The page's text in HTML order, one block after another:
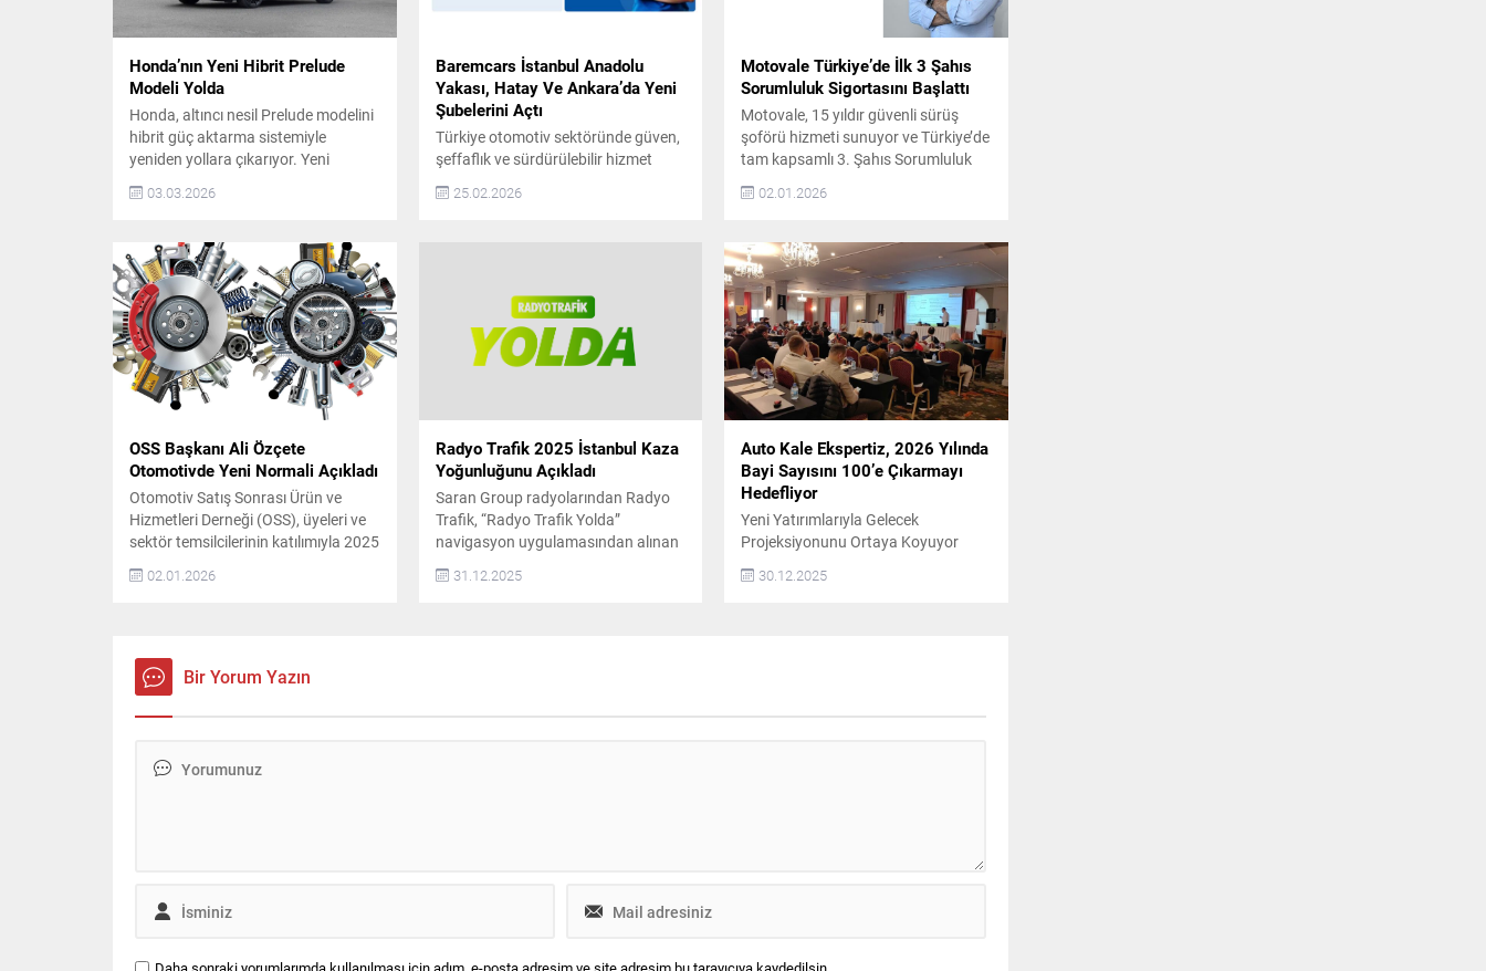
Honda’nın Yeni Hibrit Prelude
Modeli Yolda
Honda, altıncı nesil Prelude modelini
hibrit güç aktarma sistemiyle
yeniden yollara çıkarıyor. Yeni
teknolojisini bir araya getirerek
taşıyor. Prelude’nin Hibrit Teknolojisi
ve Performansı Prelude, S+ Shift
sistemiyle vites geçişlerinde daha
fazla sürücü etkileşimi sunuyor. Civic
Type R’dan aktarılan gelişmiş şasi...
03.03.2026
Baremcars İstanbul Anadolu
Yakası, Hatay Ve Ankara’da Yeni
Şubelerini Açtı
Türkiye otomotiv sektöründe güven,
şeffaflık ve sürdürülebilir hizmet
büyüme yolculuğunda önemli bir
Yakası, Hatay ve Ankara’da yeni
şubelerini hizmete açtığını duyurdu.
Son yıllarda otomotiv sektöründe
tüketicilerin en çok önem verdiği
25.02.2026
Motovale Türkiye’de İlk 3 Şahıs
Sorumluluk Sigortasını Başlattı
Motovale, 15 yıldır güvenli sürüş
şoförü hizmeti sunuyor ve Türkiye’de
tam kapsamlı 3. Şahıs Sorumluluk
şirket olarak sektöre öncülük ediyor.
ve konforlu ulaşım alternatifi
sunmak amacıyla kurulan Motovale,
farklı sebeplerle araç kullanamayan
kişilere deneyimli şoförler eşliğinde
özel sürüş hizmeti...
02.01.2026
OSS Başkanı Ali Özçete
Otomotivde Yeni Normali Açıkladı
Otomotiv Satış Sonrası Ürün ve
Hizmetleri Derneği (OSS), üyeleri ve
sektör temsilcilerinin katılımıyla 2025
yılının son toplantısını gerçekleştirdi.
Toplantıda, sektörün yeni dönemi ve
yılının sektör için olağanüstü bir yıl
olduğunu belirtti. Özçete,
pandemiden çıkışla birlikte
02.01.2026
Radyo Trafik 2025 İstanbul Kaza
Yoğunluğunu Açıkladı
Saran Group radyolarından Radyo
Trafik, “Radyo Trafik Yolda”
navigasyon uygulamasından alınan
veriler doğrultusunda, 2025 yılında
İstanbul’a ait kaza ve arızalı araç
Trafik Yolda navigasyon
31.12.2025
Auto Kale Ekspertiz, 2026 Yılında
Bayi Sayısını 100’e Çıkarmayı
Hedefliyor
Yeni Yatırımlarıyla Gelecek
Projeksiyonunu Ortaya Koyuyor
30.12.2025
Bir Yorum Yazın